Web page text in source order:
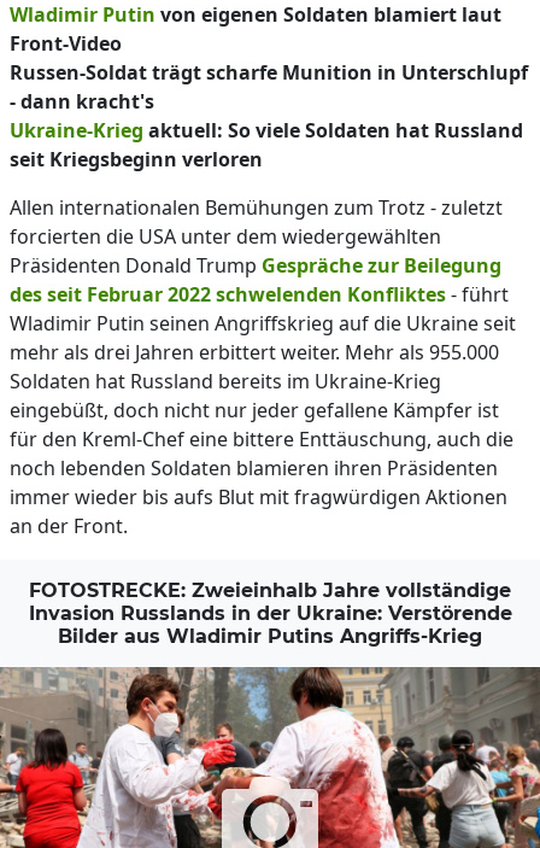
Wladimir Putin von eigenen Soldaten blamiert laut
Front-Video
Russen-Soldat trägt scharfe Munition in Unterschlupf
- dann kracht's
Ukraine-Krieg aktuell: So viele Soldaten hat Russland
seit Kriegsbeginn verloren
Allen internationalen Bemühungen zum Trotz - zuletzt
forcierten die USA unter dem wiedergewählten
Präsidenten Donald Trump Gespräche zur Beilegung
des seit Februar 2022 schwelenden Konfliktes- führt
Wladimir Putin seinen Angriffskrieg auf die Ukraine seit
mehr als drei Jahren erbittert weiter. Mehr als 955.000
Soldaten hat Russland bereits im Ukraine-Krieg
eingebüßt, doch nicht nur jeder gefallene Kämpfer ist
für den Kreml-Chef eine bittere Enttäuschung, auch die
noch lebenden Soldaten blamieren ihren Präsidenten
immer wieder bis aufs Blut mit fragwürdigen Aktionen
an der Front.
FOTOSTRECKE: Zweieinhalb Jahre vollständige
Invasion Russlands in der Ukraine: Verstörende
Bilder aus Wladimir Putins Angriffs-Krieg